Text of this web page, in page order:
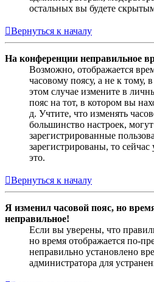
остальных вы будете
Вернуться к началу
На конференции неправильное
Возможно, отображается
часовому поясу, а не к тому,
этом случае измените в
пояс на тот, в котором вы
д. Учтите, что изменять
большинство настроек,
зарегистрированные
зарегистрированы, то
это.
Вернуться к началу
Я изменил часовой пояс, но
неправильное!
Если вы уверены, что
но время отображается по-
неправильно установлено
администратора для